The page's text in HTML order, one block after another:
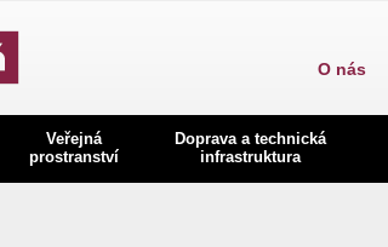
Veřejná
prostranství
Doprava a technická
infrastruktura
O nás